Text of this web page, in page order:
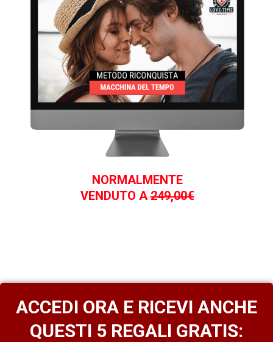
NORMALMENTE
VENDUTO A249,00€
ACCEDI ORA E RICEVI ANCHE
QUESTI 5 REGALI GRATIS: